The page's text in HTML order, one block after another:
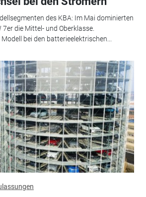
des KBA: Im Mai dominierten
die Mittel- und Oberklasse.
bei den batterieelektrischen...